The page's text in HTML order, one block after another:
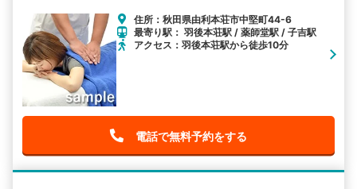
住所：秋田県由利本荘市中堅町44-6
最寄り駅： 羽後本荘駅 / 薬師堂駅 / 子吉駅
アクセス：羽後本荘駅から徒歩10分
電話で無料予約をする